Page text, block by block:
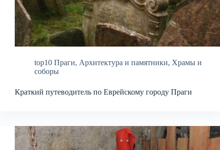
top10 Праги, Архитектура и памятники, Храмы и
соборы
Краткий путеводитель по Еврейскому городу Праги